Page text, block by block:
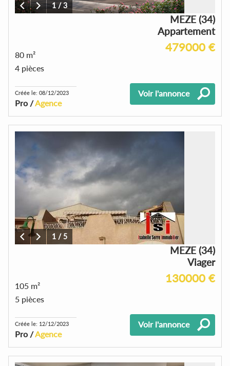
1/3
MEZE (34)
Appartement
479000 €
80 m²
4 pièces
Créée le: 08/12/2023
Pro /Agence
Voir l'annonce
1 /5
MEZE (34)
Viager
130000 €
105 m²
5 pièces
Créée le: 12/12/2023
Pro /Agence
Voir l'annonce